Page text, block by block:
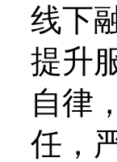
线下
提升
自律
任，